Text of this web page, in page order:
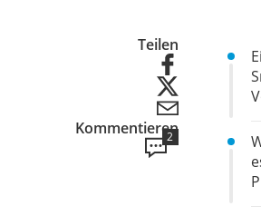
Teilen
Kommentieren
2